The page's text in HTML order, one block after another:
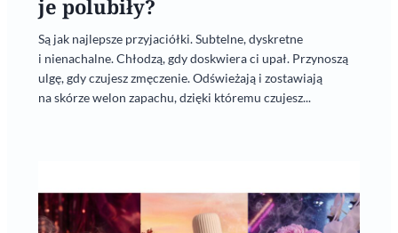
je polubiły?
Są jak najlepsze przyjaciółki. Subtelne, dyskretne
i nienachalne. Chłodzą, gdy doskwiera ci upał. Przynoszą
ulgę, gdy czujesz zmęczenie. Odświeżają i zostawiają
na skórze welon zapachu, dzięki któremu czujesz...